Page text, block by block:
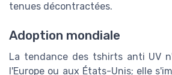
tenues décontractées.
Adoption mondiale
La tendance des tshirts anti UV
l'Europe ou aux États-Unis; elle